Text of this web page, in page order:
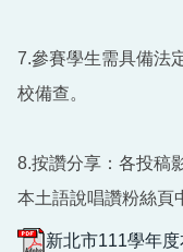
7.參賽學生需具備法
校備查。
8.按讚分享：各投稿
本土語說唱讚粉絲頁
新北市111學年